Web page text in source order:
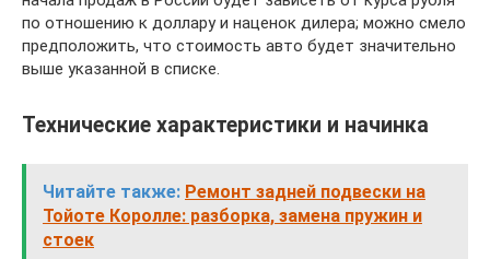
по отношению к доллару и наценок дилера; можно смело
предположить, что стоимость авто будет значительно
выше указанной в списке.
Технические характеристики и начинка
Читайте также: Ремонт задней подвески на
Тойоте Королле: разборка, замена пружин и
стоек